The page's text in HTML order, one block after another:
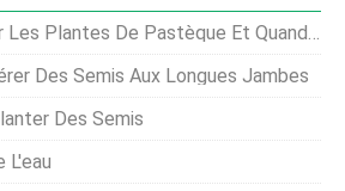
De Pastèque Et Quand Arroser Les Pastèques
Des Semis Aux Longues Jambes
Des Semis
L'eau